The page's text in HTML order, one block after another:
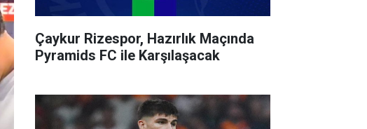
Çaykur Rizespor, Hazırlık Maçında
Pyramids FC ile Karşılaşacak